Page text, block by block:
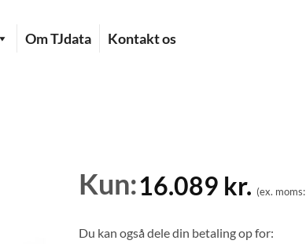
Om TJdata Kontakt os
Kun:16.089 kr. (ex. moms:
Du kan også dele din betaling op for: